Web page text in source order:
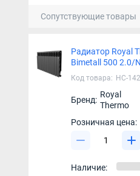
Сопутствующие товары
Радиатор Royal
Bimetall 500 2.0/
Код товара: НС-
Бренд:
Royal
Thermo
Розничная цена:
Наличие: